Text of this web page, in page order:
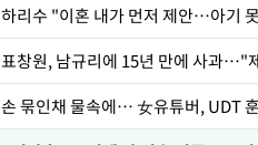
하리수 "이혼 내가 먼저 제안…아기
손 묶인채 물속에… 女유튜버, UDT